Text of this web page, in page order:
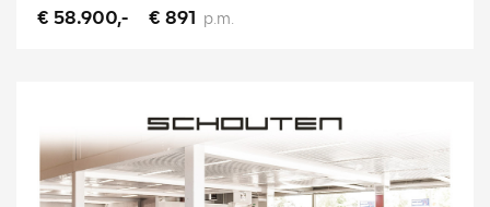
€ 58.900,- € 891 p.m.